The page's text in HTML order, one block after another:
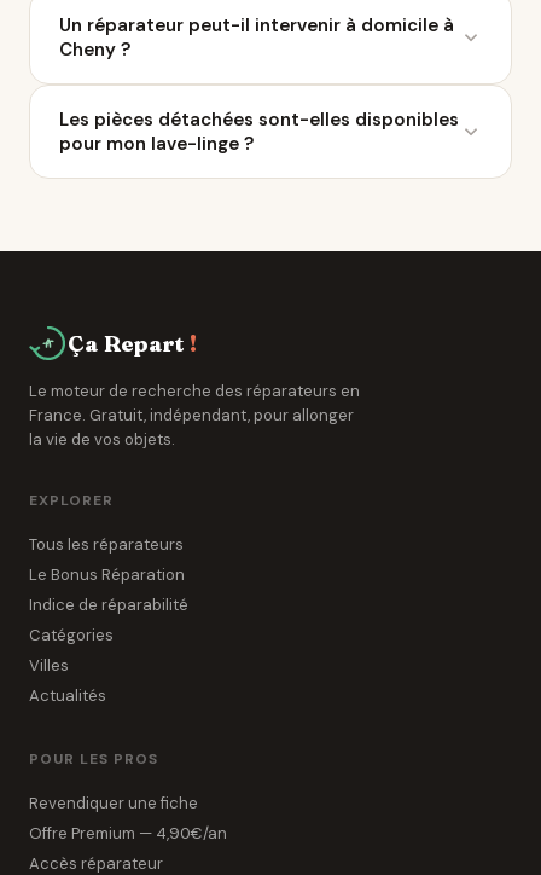
un achat prématuré.
jours ouvrés. Certains réparateurs autour de Cheny
proposent un service express ou une intervention à
domicile.
Un réparateur peut-il intervenir à domicile à
Cheny ?
proposent des interventions à domicile autour de
Cheny. C'est pratique pour le gros électroménager.
Vérifiez cette option sur les fiches individuelles.
Les pièces détachées sont-elles disponibles
pour mon lave-linge ?
Cheny ont accès à des réseaux de grossistes
Ça Repart !
Le moteur de recherche des réparateurs en
France. Gratuit, indépendant, pour allonger
la vie de vos objets.
EXPLORER
Tous les réparateurs
Le Bonus Réparation
Indice de réparabilité
Catégories
Villes
Actualités
POUR LES PROS
Revendiquer une fiche
Offre Premium — 4,90€/an
Accès réparateur